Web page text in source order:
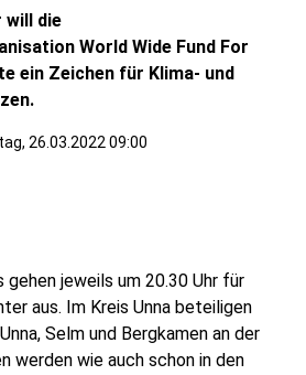
will die
World Wide Fund For
ein Zeichen für Klima- und
26.03.2022 09:00
gehen jeweils um 20.30 Uhr für
aus. Im Kreis Unna beteiligen
Selm und Bergkamen an der
werden wie auch schon in den